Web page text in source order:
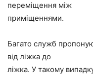
переміщення між
приміщеннями.
Багато служб
від ліжка до
ліжка. У такому